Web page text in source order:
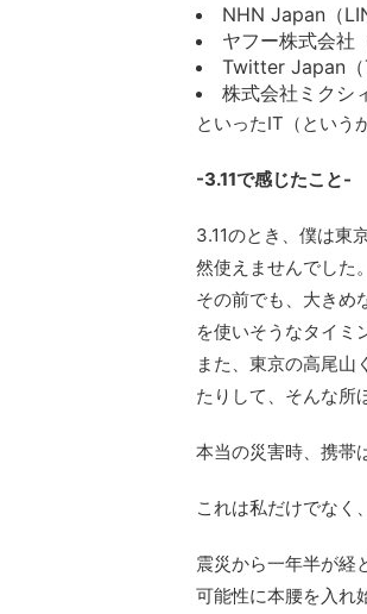
NHN Japan（
ヤフー株式会社
Twitter Japan（
株式会社ミクシ
といったIT（という
-3.11で感じたこと-
3.11のとき、僕は東
然使えませんでした
その前でも、大きめ
を使いそうなタイミ
また、東京の高尾山
たりして、そんな所
本当の災害時、携帯
これは私だけでなく
震災から一年半が経
可能性に本腰を入れ